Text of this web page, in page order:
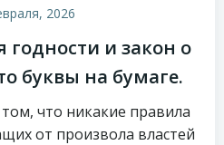
2026
годности и закон о
буквы на бумаге.
что никакие правила
от произвола властей